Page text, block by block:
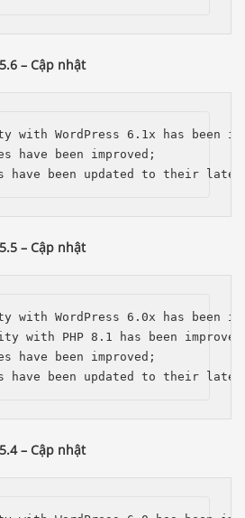
– Cập nhật
with WordPress 6.1x has been
have been improved;
have been updated to their
– Cập nhật
with WordPress 6.0x has been
with PHP 8.1 has been
have been improved;
have been updated to their
– Cập nhật